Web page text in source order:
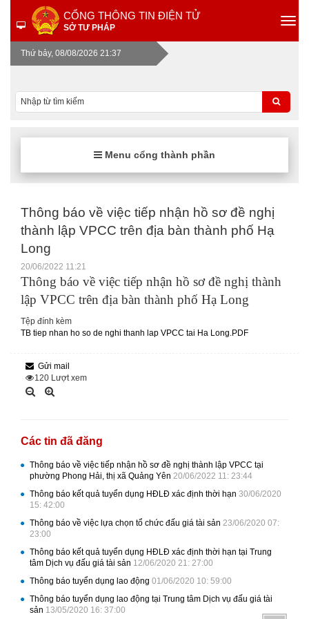
CỔNG THÔNG TIN ĐIỆN TỬ
SỞ TƯ PHÁP
Thứ bảy, 08/08/2026 21:37
Menu cổng thành phần
Thông báo về việc tiếp nhận hồ sơ đề nghị
thành lập VPCC trên địa bàn thành phố Hạ
Long
20/06/2022 11:21
Thông báo về việc tiếp nhận hồ sơ đề nghị thành
lập VPCC trên địa bàn thành phố Hạ Long
Tệp đính kèm
TB tiep nhan ho so de nghi thanh lap VPCC tai Ha Long.PDF
Gửi mail
120 Lượt xem
Các tin đã đăng
Thông báo về việc tiếp nhận hồ sơ đề nghị thành lập VPCC tại
phường Phong Hải, thị xã Quảng Yên 20/06/2022 11: 23:44
Thông báo kết quả tuyển dụng HĐLĐ xác định thời hạn 30/06/2020
15: 42:00
Thông báo về việc lựa chọn tổ chức đấu giá tài sản 23/06/2020 07:
23:00
Thông báo kết quả tuyển dụng HĐLĐ xác định thời hạn tại Trung
tâm Dịch vụ đấu giá tài sản 12/06/2020 21: 27:00
Thông báo tuyển dụng lao động 01/06/2020 10: 59:00
Thông báo tuyển dụng lao động tại Trung tâm Dịch vụ đấu giá tài
sản 13/05/2020 16: 37:00